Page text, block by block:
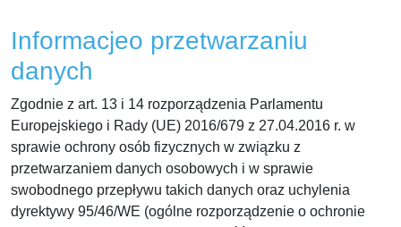
Informacjeo przetwarzaniu
danych
Zgodnie z art. 13 i 14 rozporządzenia Parlamentu
Europejskiego i Rady (UE) 2016/679 z 27.04.2016 r. w
sprawie ochrony osób fizycznych w związku z
przetwarzaniem danych osobowych i w sprawie
swobodnego przepływu takich danych oraz uchylenia
dyrektywy 95/46/WE (ogólne rozporządzenie o ochronie